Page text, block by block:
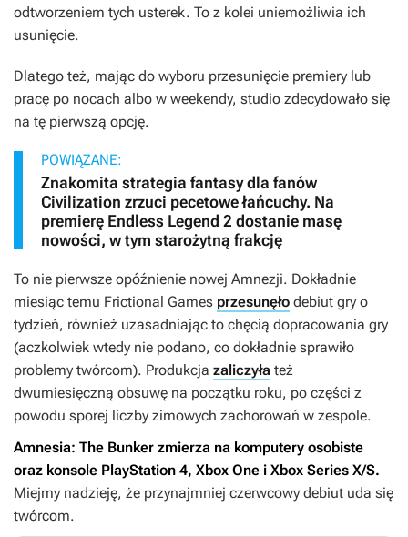
odtworzeniem tych usterek. To z kolei uniemożliwia ich
usunięcie.
Dlatego też, mając do wyboru przesunięcie premiery lub
pracę po nocach albo w weekendy, studio zdecydowało się
na tę pierwszą opcję.
POWIĄZANE:
Znakomita strategia fantasy dla fanów
Civilization zrzuci pecetowe łańcuchy. Na
premierę Endless Legend 2 dostanie masę
nowości, w tym starożytną frakcję
To nie pierwsze opóźnienie nowej Amnezji. Dokładnie
miesiąc temu Frictional Games przesunęło debiut gry o
tydzień, również uzasadniając to chęcią dopracowania gry
(aczkolwiek wtedy nie podano, co dokładnie sprawiło
problemy twórcom). Produkcja zaliczyła też
dwumiesięczną obsuwę na początku roku, po części z
powodu sporej liczby zimowych zachorowań w zespole.
Amnesia: The Bunker zmierza na komputery osobiste
oraz konsole PlayStation 4, Xbox One i Xbox Series X/S.
Miejmy nadzieję, że przynajmniej czerwcowy debiut uda się
twórcom.